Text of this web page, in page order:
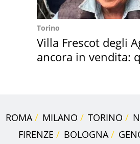
Torino
Villa Frescot degli
ancora in vendita:
ROMA MILANO TORINO
FIRENZE
BOLOGNA